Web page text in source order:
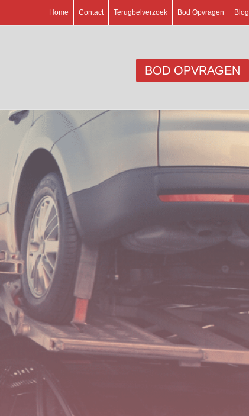
Home Contact Terugbelverzoek Bod Opvragen Blog
BOD OPVRAGEN